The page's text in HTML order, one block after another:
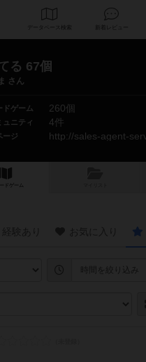
データベース
る 67個
さん
ドゲーム 260個
ュニティ 4件
ージ http://sales-agent-
ドゲーム